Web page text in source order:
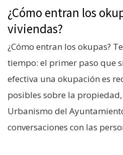
¿Cómo entran los
viviendas?
¿Cómo entran los okupas?
tiempo: el primer paso que
efectiva una okupación es
posibles sobre la
Urbanismo del
conversaciones con las